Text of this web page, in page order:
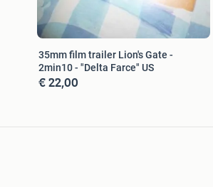
35mm film trailer Lion's Gate -
2min10 - "Delta Farce" US
€ 22,00